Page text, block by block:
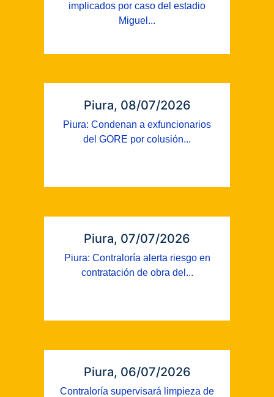
implicados por caso del estadio
Miguel...
Piura, 08/07/2026
Piura: Condenan a exfuncionarios
del GORE por colusión...
Piura, 07/07/2026
Piura: Contraloría alerta riesgo en
contratación de obra del...
Piura, 06/07/2026
Contraloría supervisará limpieza de